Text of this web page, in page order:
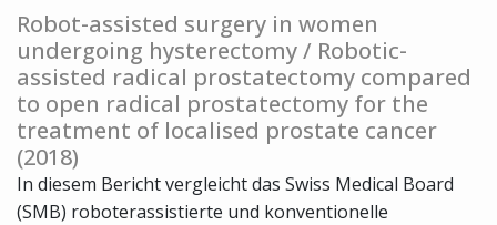
Robot-assisted surgery in women
undergoing hysterectomy / Robotic-
assisted radical prostatectomy compared
to open radical prostatectomy for the
treatment of localised prostate cancer
(2018)
In diesem Bericht vergleicht das Swiss Medical Board
(SMB) roboterassistierte und konventionelle